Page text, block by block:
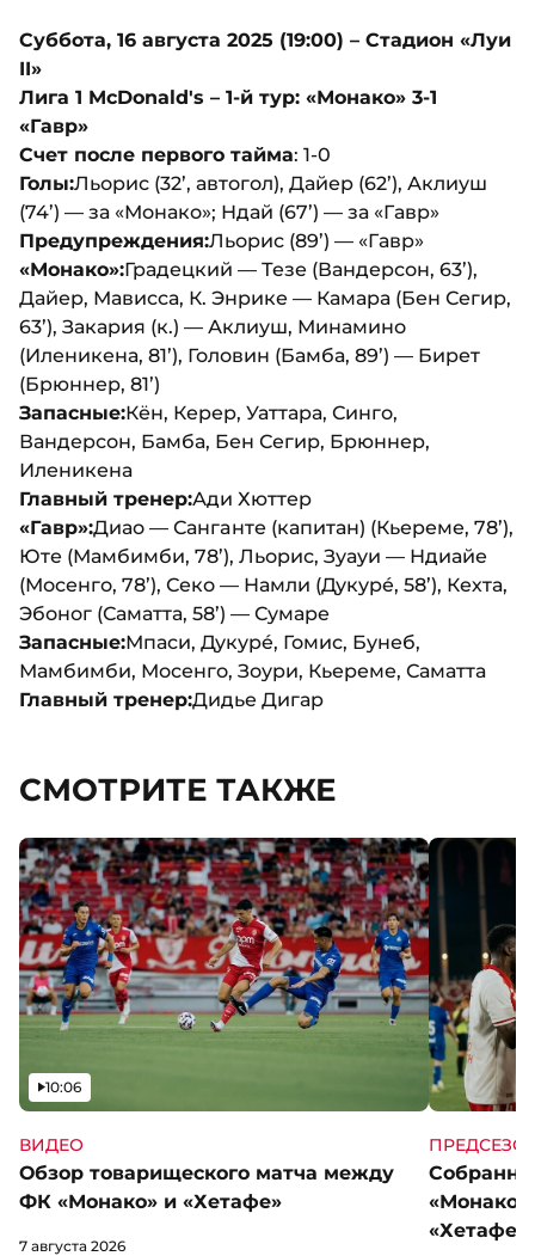
Суббота, 16 августа 2025 (19:00) – Стадион «Луи
II»
Лига 1 McDonald's – 1-й тур: «Монако» 3-1
«Гавр»
Счет после первого тайма: 1-0
Голы:Льорис (32’, автогол), Дайер (62’), Аклиуш
(74’) — за «Монако»; Ндай (67’) — за «Гавр»
Предупреждения:Льорис (89’) — «Гавр»
«Монако»:Градецкий — Тезе (Вандерсон, 63’),
Дайер, Мависса, К. Энрике — Камара (Бен Сегир,
63’), Закария (к.) — Аклиуш, Минамино
(Иленикена, 81’), Головин (Бамба, 89’) — Бирет
(Брюннер, 81’)
Запасные:Кён, Керер, Уаттара, Синго,
Вандерсон, Бамба, Бен Сегир, Брюннер,
Иленикена
Главный тренер:Ади Хюттер
«Гавр»:Диао — Сангaнте (капитан) (Кьереме, 78’),
Юте (Мамбимби, 78’), Льорис, Зуауи — Ндиайе
(Мосенго, 78’), Секо — Намли (Дукурé, 58’), Кехта,
Эбоног (Саматта, 58’) — Сумаре
Запасные:Мпаси, Дукурé, Гомис, Бунеб,
Мамбимби, Мосенго, Зоури, Кьереме, Саматта
Главный тренер:Дидье Дигар
СМОТРИТЕ ТАКЖЕ
ВИДЕО
Обзор товарищеского матча между
ФК «Монако» и «Хетафе»
Видео
10:06
7 августа 2026
«Хетафе»